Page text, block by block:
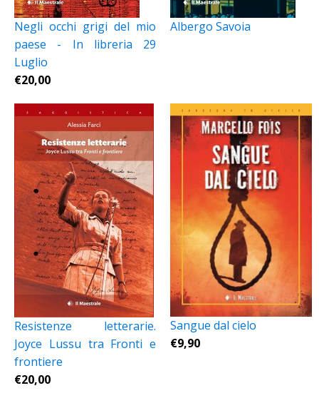
Negli occhi grigi del mio
paese - In libreria 29
Luglio
€20,00
Albergo Savoia
Resistenze letterarie.
Joyce Lussu tra Fronti e
frontiere
€20,00
Sangue dal cielo
€9,90